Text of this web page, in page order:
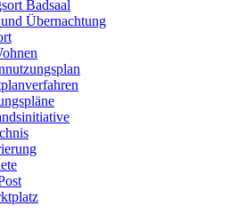
Badsaal
Übernachtung